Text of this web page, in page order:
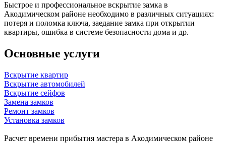
Быстрое и профессиональное вскрытие замка в
Акодимическом районе необходимо в различных ситуациях:
потеря и поломка ключа, заедание замка при открытии
квартиры, ошибка в системе безопасности дома и др.
Основные услуги
Вскрытие квартир
Вскрытие автомобилей
Вскрытие сейфов
Замена замков
Ремонт замков
Установка замков
Расчет времени прибытия мастера в Акодимическом районе